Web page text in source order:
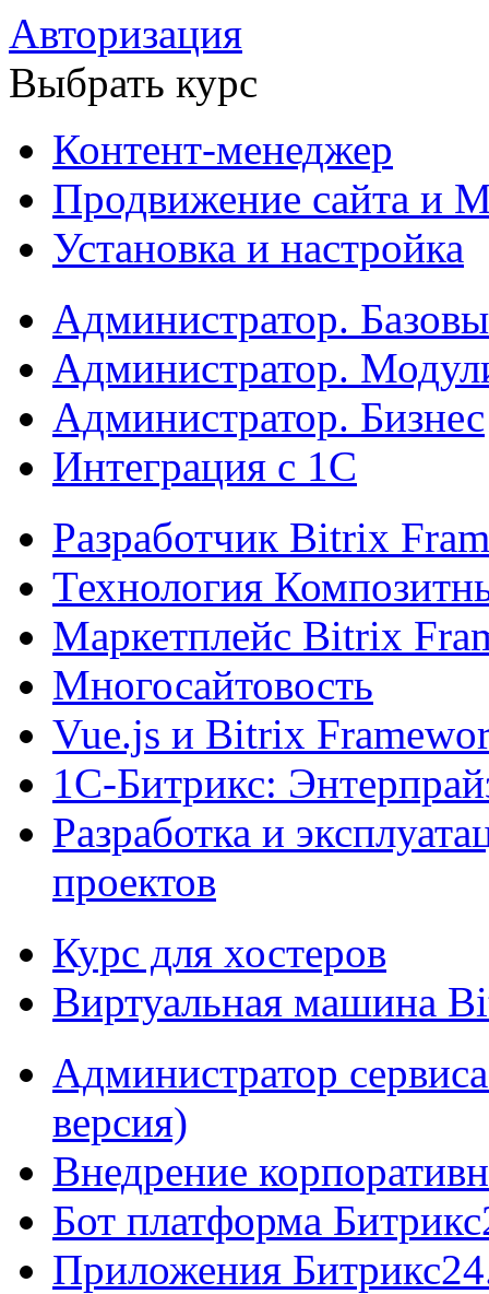
Авторизация
Выбрать курс
Контент-менеджер
Продвижение сайта и
Установка и настройка
Администратор.
Администратор.
Администратор. Бизнес
Интеграция с 1С
Разработчик Bitrix
Технология
Маркетплейс Bitrix
Многосайтовость
Vue.js и Bitrix
1С-Битрикс:
Разработка и
проектов
Курс для хостеров
Виртуальная машина
Администратор
версия)
Внедрение
Бот платформа
Приложения